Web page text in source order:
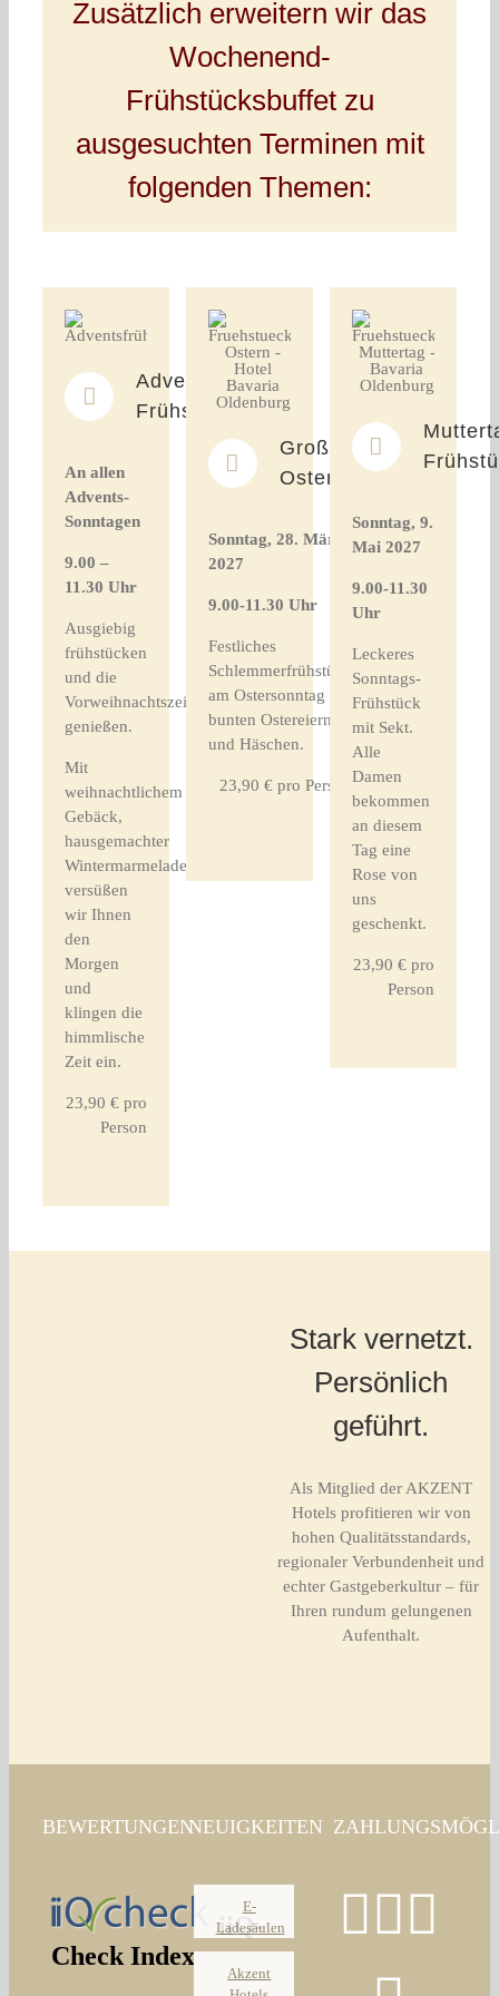
Zusätzlich erweitern wir das
Wochenend-
Frühstücksbuffet zu
ausgesuchten Terminen mit
folgenden Themen:
Advents-
Frühstück
An allen
Advents-
Sonntagen
9.00 –
11.30 Uhr
Ausgiebig
frühstücken
und die
Vorweihnachtszeit
genießen.
Mit
weihnachtlichem
Gebäck,
hausgemachter
Wintermarmelade
versüßen
wir Ihnen
den
Morgen
und
klingen die
himmlische
Zeit ein.
23,90 € pro
Person
Großes
Osterfrühstück
Sonntag, 28. März
2027
9.00-11.30 Uhr
Festliches
Schlemmerfrühstück
am Ostersonntag mit
bunten Ostereiern
und Häschen.
23,90 € pro Person
Sonntag, 9.
Mai 2027
9.00-11.30
Uhr
Leckeres
Sonntags-
Frühstück
mit Sekt.
Alle
Damen
bekommen
an diesem
Tag eine
Rose von
uns
geschenkt.
23,90 € pro
Person
Stark vernetzt.
Persönlich
geführt.
Als Mitglied der AKZENT
Hotels profitieren wir von
hohen Qualitätsstandards,
regionaler Verbundenheit und
echter Gastgeberkultur – für
Ihren rundum gelungenen
Aufenthalt.
BEWERTUNGENNEUIGKEITEN
E-
Ladesäulen
Akzent